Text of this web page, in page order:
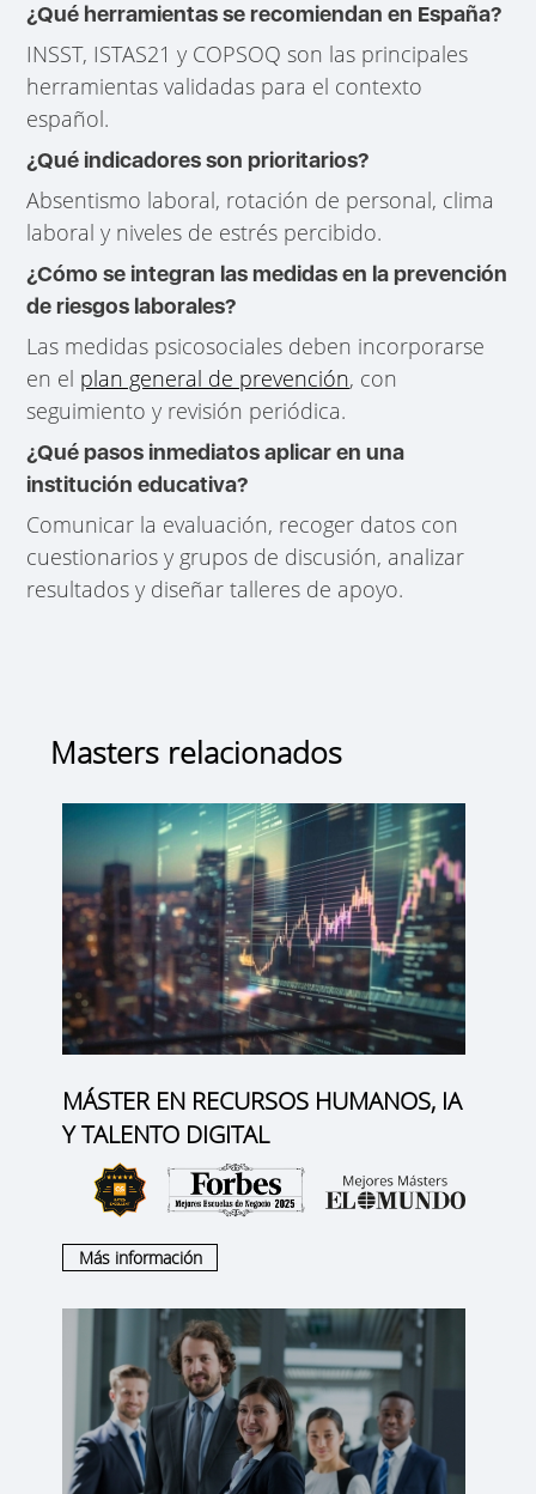
¿Qué herramientas se recomiendan en España?
INSST, ISTAS21 y COPSOQ son las principales
herramientas validadas para el contexto
español.
¿Qué indicadores son prioritarios?
Absentismo laboral, rotación de personal, clima
laboral y niveles de estrés percibido.
¿Cómo se integran las medidas en la prevención
de riesgos laborales?
Las medidas psicosociales deben incorporarse
en el plan general de prevención, con
seguimiento y revisión periódica.
¿Qué pasos inmediatos aplicar en una
institución educativa?
Comunicar la evaluación, recoger datos con
cuestionarios y grupos de discusión, analizar
resultados y diseñar talleres de apoyo.
Masters relacionados
MÁSTER EN RECURSOS HUMANOS, IA
Y TALENTO DIGITAL
Más información